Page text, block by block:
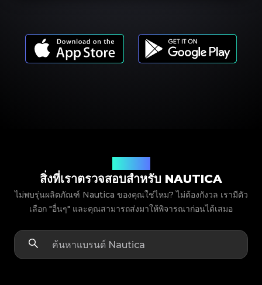
สิ่งที่เราตรวจสอบสำหรับ NAUTICA
ไม่พบรุ่นผลิตภัณฑ์ Nautica ของคุณใช่ไหม? ไม่ต้องกังวล เรามีตัว
เลือก "อื่นๆ" และคุณสามารถส่งมาให้พิจารณาก่อนได้เสมอ